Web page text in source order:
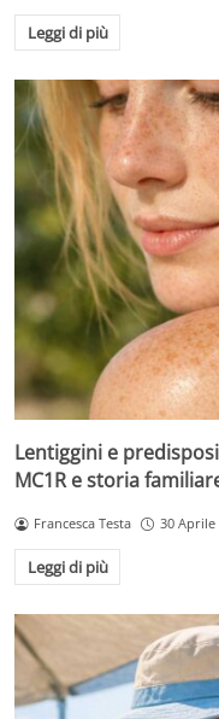
Leggi di più
Lentiggini e
MC1R e storia
Francesca Testa 30 Aprile
Leggi di più